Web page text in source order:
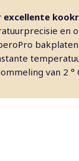
excellente
en
van 2 °